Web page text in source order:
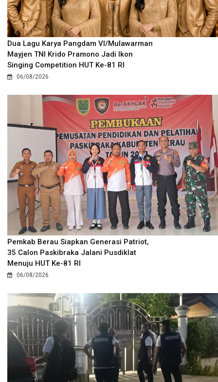
Dua Lagu Karya Pangdam VI/Mulawarman
Mayjen TNI Krido Pramono Jadi Ikon
Singing Competition HUT Ke-81 RI
06/08/2026
Pemkab Berau Siapkan Generasi Patriot,
35 Calon Paskibraka Jalani Pusdiklat
Menuju HUT Ke-81 RI
06/08/2026